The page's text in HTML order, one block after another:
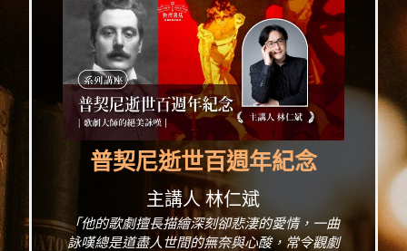
普契尼逝世百週年紀念
主講人 林仁斌
「他的歌劇擅長描繪深刻卻悲淒的愛情，一曲
詠嘆總是道盡人世間的無奈與心酸，常令觀劇